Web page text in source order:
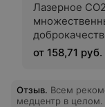
Лазерное
(простых
от 158,71 руб.
Отзыв. Всем
медцентр в целом.